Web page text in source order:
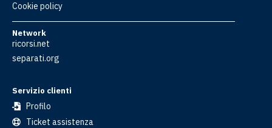
Cookie policy
Network
ricorsi.net
separati.org
Servizio clienti
Profilo
Ticket assistenza